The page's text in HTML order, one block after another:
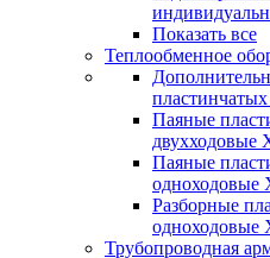
Показать все
Теплообменное
Паяные
двухходовые
Паяные
одноходовые
Разборные
одноходовые
Трубопроводная